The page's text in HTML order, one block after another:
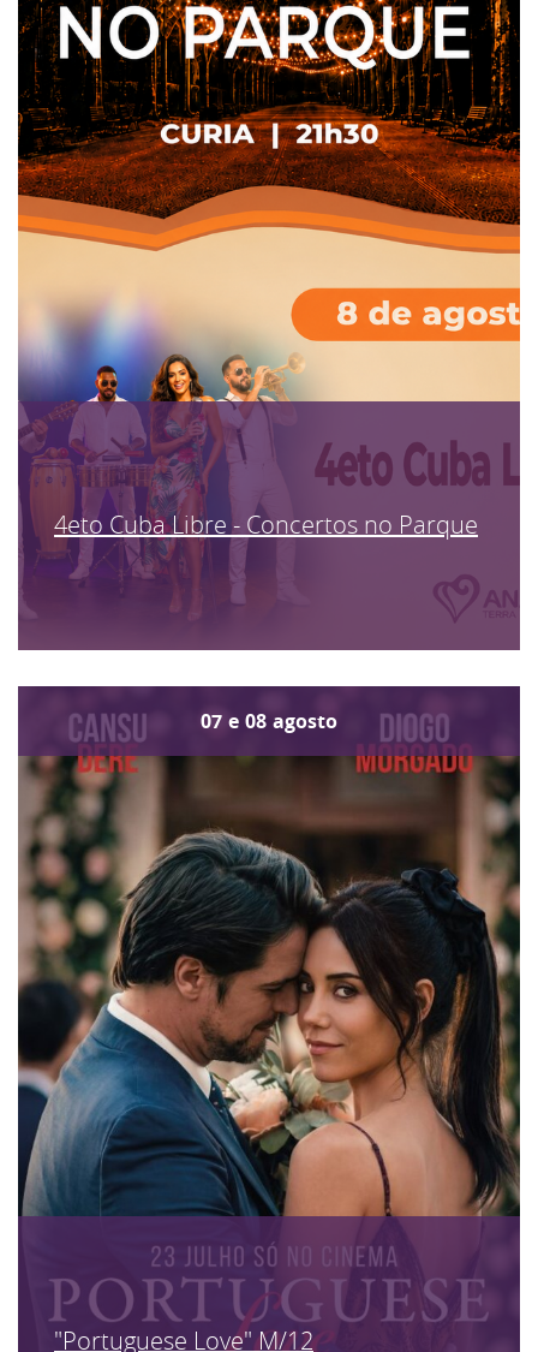
4eto Cuba Libre - Concertos no Parque
07 e 08 agosto
"Portuguese Love" M/12